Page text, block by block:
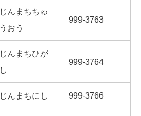
じんまちちゅ
うおう
999-3763
じんまちひが
し
999-3764
じんまちにし 999-3766